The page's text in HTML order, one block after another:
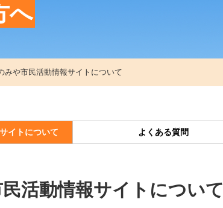
へ
みや市民活動情報サイトについて
イトについて よくある質問
活動情報サイトについて